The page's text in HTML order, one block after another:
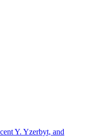
Y. Yzerbyt, and